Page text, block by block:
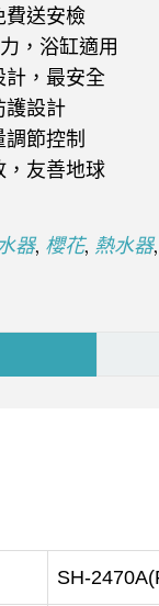
費送安檢
，浴缸適用
計，最安全
護設計
節控制
，友善地球
器, 櫻花, 熱水器,
SH-